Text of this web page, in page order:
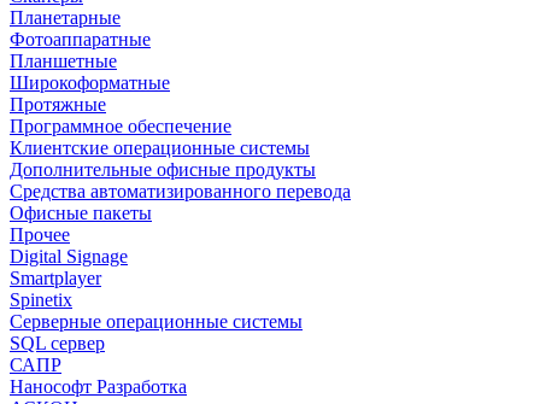
Планетарные
Фотоаппаратные
Планшетные
Широкоформатные
Протяжные
Программное обеспечение
Клиентские операционные системы
Дополнительные офисные продукты
Средства автоматизированного перевода
Офисные пакеты
Прочее
Digital Signage
Smartplayer
Spinetix
Серверные операционные системы
SQL сервер
САПР
Нанософт Разработка